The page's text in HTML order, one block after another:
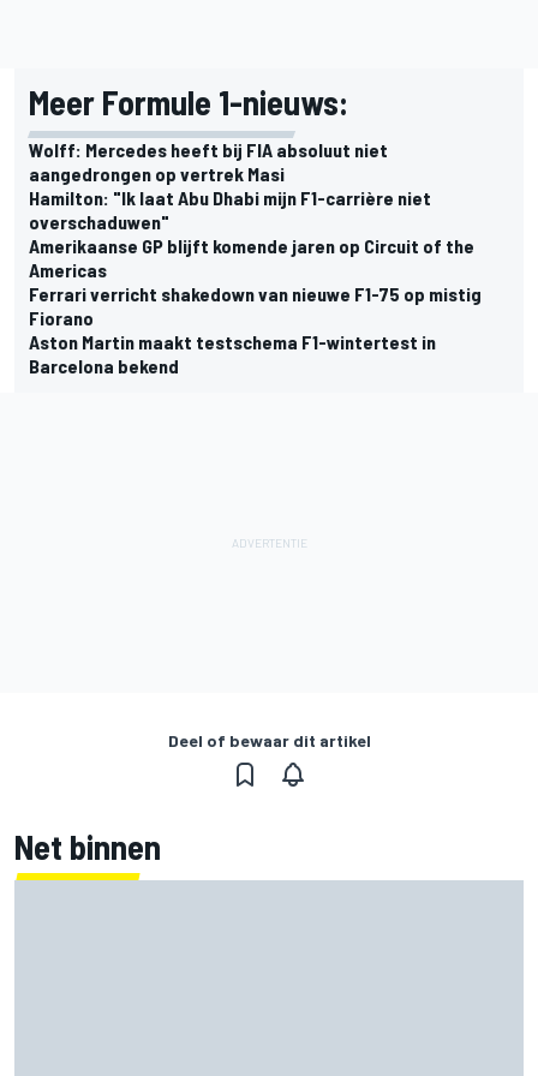
Meer Formule 1-nieuws:
Wolff: Mercedes heeft bij FIA absoluut niet
aangedrongen op vertrek Masi
Hamilton: "Ik laat Abu Dhabi mijn F1-carrière niet
overschaduwen"
Amerikaanse GP blijft komende jaren op Circuit of the
Americas
Ferrari verricht shakedown van nieuwe F1-75 op mistig
Fiorano
Aston Martin maakt testschema F1-wintertest in
Barcelona bekend
Deel of bewaar dit artikel
Net binnen